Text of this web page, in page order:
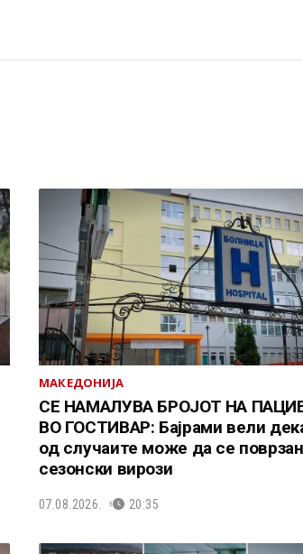
МАКЕДОНИЈА
СЕ НАМАЛУВА БРОЈОТ НА
ВО ГОСТИВАР: Бајрами вели
од случаите може да се
сезонски вирози
07.08.2026. 20:35